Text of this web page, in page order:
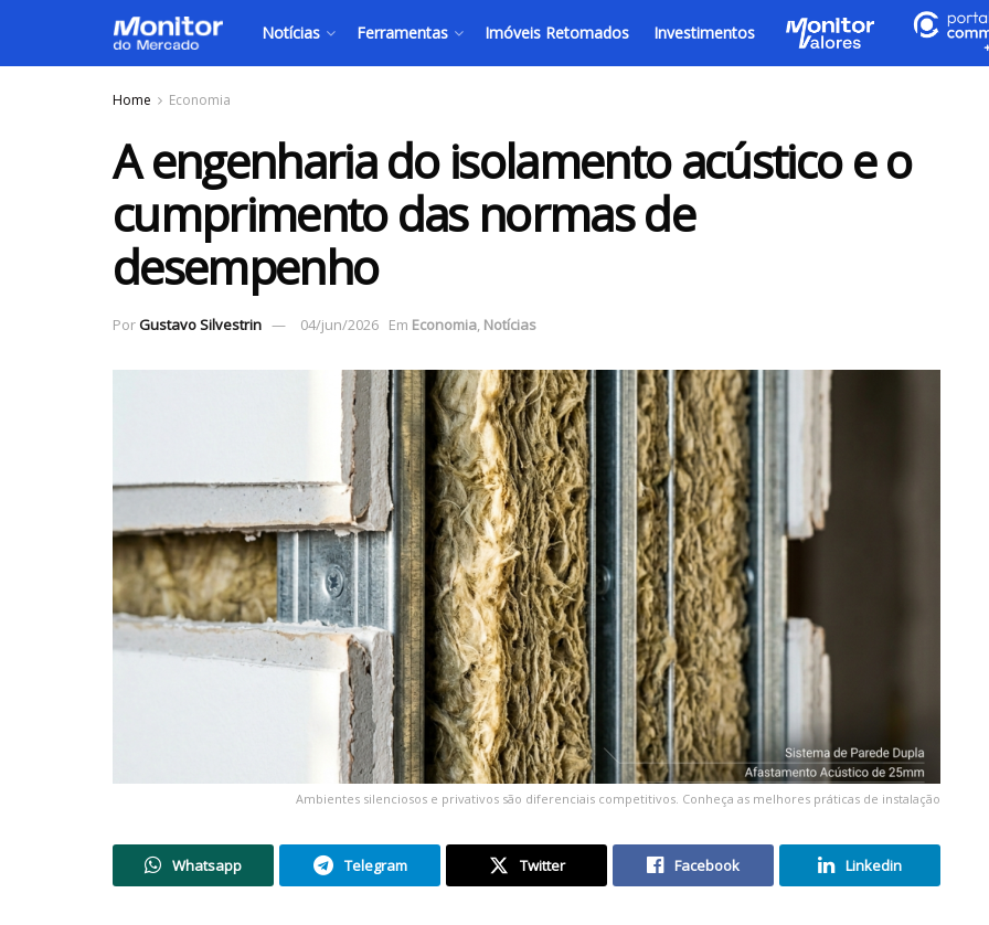
Notícias Ferramentas Imóveis Retomados Investimentos
Home Economia
A engenharia do isolamento acústico e o
cumprimento das normas de
desempenho
PorGustavo Silvestrin 04/jun/2026 Em Economia, Notícias
Ambientes silenciosos e privativos são diferenciais competitivos. Conheça as melhores práticas de instalação
Whatsapp Telegram Twitter Facebook Linkedin